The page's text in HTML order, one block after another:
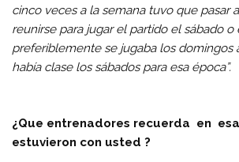
cinco veces a la semana tuvo que pasar
reunirse para jugar el partido el sábado
preferiblemente se jugaba los domingos
había clase los sábados para esa época”.
¿Que entrenadores recuerda en
estuvieron con usted ?